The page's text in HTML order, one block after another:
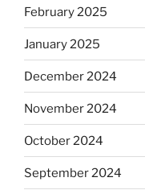
February 2025
January 2025
December 2024
November 2024
October 2024
September 2024